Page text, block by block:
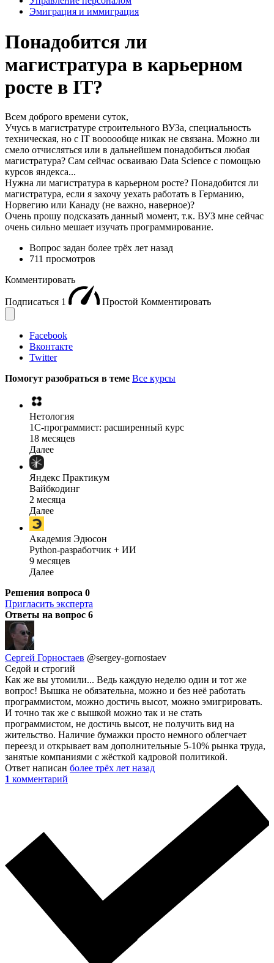
Эмиграция и иммиграция
Понадобится ли
магистратура в карьерном
росте в IT?
Всем доброго времени суток,
Учусь в магистратуре строительного ВУЗа, специальность
техническая, но с IT воооообще никак не связана. Можно ли
смело отчисляться или в дальнейшем понадобиться любая
магистратура? Сам сейчас осваиваю Data Science с помощью
курсов яндекса...
Нужна ли магистратура в карьерном росте? Понадобится ли
магистратура, если я захочу уехать работать в Германию,
Норвегию или Канаду (не важно, наверное)?
Очень прошу подсказать данный момент, т.к. ВУЗ мне сейчас
очень сильно мешает изучать программирование.
Вопрос задан более трёх лет назад
711 просмотров
Комментировать
Подписаться 1 Простой Комментировать
Facebook
Вконтакте
Twitter
Помогут разобраться в теме Все курсы
Нетология
1C-программист: расширенный курс
18 месяцев
Далее
Яндекс Практикум
Вайбкодинг
2 месяца
Далее
Академия Эдюсон
Python-разработчик + ИИ
9 месяцев
Далее
Решения вопроса 0
Пригласить эксперта
Ответы на вопрос 6
Сергей Горностаев @sergey-gornostaev
Седой и строгий
Как же вы утомили... Ведь каждую неделю один и тот же
вопрос! Вышка не обязательна, можно и без неё работать
программистом, можно достичь высот, можно эмигрировать.
И точно так же с вышкой можно так и не стать
программистом, не достичь высот, не получить вид на
жительство. Наличие бумажки просто немного облегчает
переезд и открывает вам дополнительные 5-10% рынка труда,
занятые компаниями с жёсткой кадровой политикой.
Ответ написан более трёх лет назад
1 комментарий